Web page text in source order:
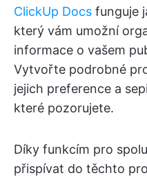
ClickUp Docs funguje
který vám umožní
informace o vašem
Vytvořte podrobné
jejich preference a
které pozorujete.
Díky funkcím pro
přispívat do těchto